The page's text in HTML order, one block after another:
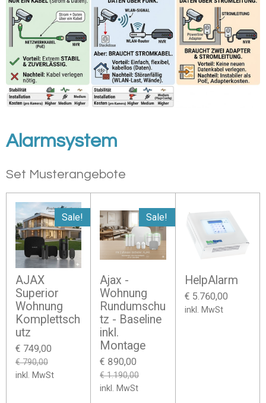
Alarmsystem
Set Musterangebote
Sale!
AJAX
Superior
Wohnung
Komplettsch
utz
€ 749,00
€ 790,00
inkl. MwSt
Sale!
Ajax -
Wohnung
Rundumschu
tz - Baseline
inkl.
Montage
€ 890,00
€ 1.190,00
inkl. MwSt
HelpAlarm
€ 5.760,00
inkl. MwSt